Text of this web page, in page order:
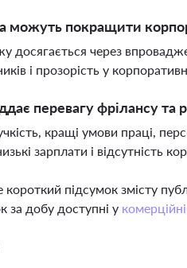
можуть покращити
досягається через
і прозорість у
перевагу фрілансу та
кращі умови праці,
зарплати і відсутність
підсумок змісту
за добу доступні у